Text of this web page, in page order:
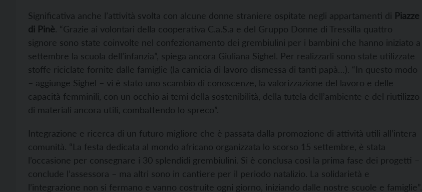
Significativa anche l’attività svolta con alcune donne straniere ospitate negli appartamenti di Piazze
di Pinè. “Grazie ai volontari della cooperativa C.a.S.a e del Gruppo Donne di Tressilla quattro
signore sono state coinvolte nel confezionamento dei grembiulini per i bambini che hanno iniziato a
settembre la scuola dell’infanzia”, spiega ancora Giuliana Sighel. Per realizzarli sono state utilizzate
stoffe riciclate fornite dalle famiglie (la camicia di lavoro dismessa di tanti papà…). “In questo modo
– aggiunge Sighel – vi è stato uno scambio di conoscenze, la valorizzazione del lavoro e delle
capacità femminili, con un occhio ai temi della sostenibilità, della tutela dell’ambiente e del riutilizzo
di materiali ancora utili, combattendo lo spreco”.
Integrazione e ricerca di un futuro migliore che è passata dalla promozione di attività utili all’intera
comunità. “La festa dedicata al mondo africano organizzata lo scorso 15 settembre, è stata
l’occasione per consegnare i 30 splendidi grembiulini. Si è conclusa così la prima fase dei progetti –
conclude l’assessora – ma altri sono in cantiere per il periodo natalizio. La solidarietà e
l’integrazione non si fermano e vanno costruite ogni giorno, iniziando dalle nostre scuole e famiglie”.